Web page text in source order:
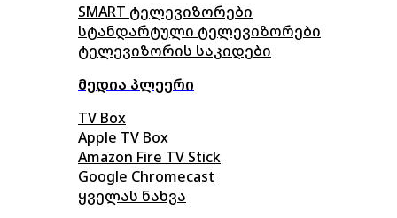
SMART ტელევიზორები
სტანდარტული ტელევიზორები
ტელევიზორის საკიდები
მედია პლეერი
TV Box
Apple TV Box
Amazon Fire TV Stick
Google Chromecast
ყველას ნახვა